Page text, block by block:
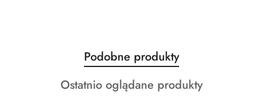
Pomiń karuzelę produktów
Produkty
o
statusie:
Podobne produkty
Produkty
Ostatnio oglądane produkty